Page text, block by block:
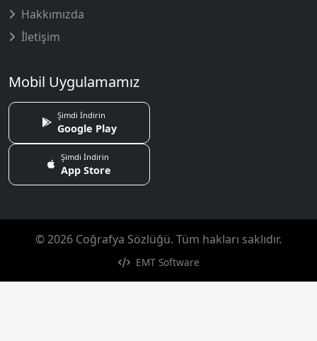
Hakkımızda
İletişim
Mobil Uygulamamız
Şimdi İndirin
Google Play
Şimdi İndirin
App Store
© 2026 Coğrafya Sözlüğü. Tüm hakları saklıdır.
EMT Software